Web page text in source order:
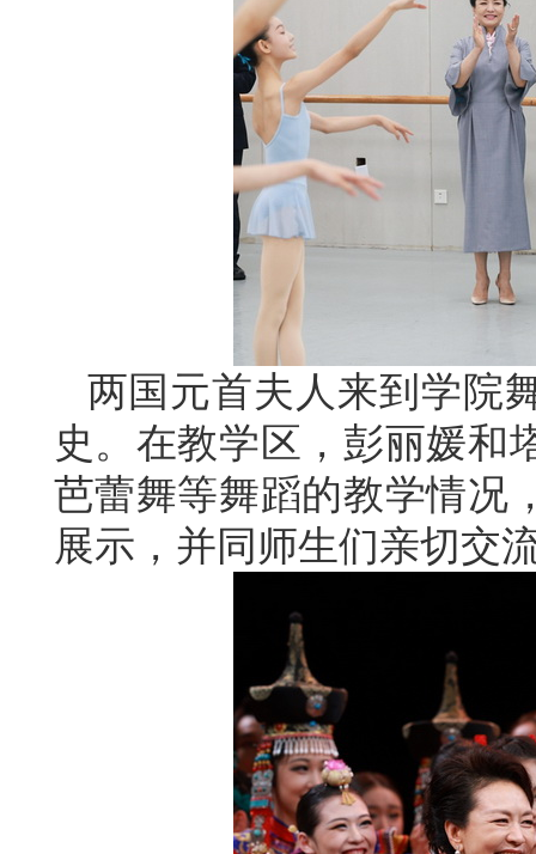
两国元首夫人来到学院
史。在教学区，彭丽媛和
芭蕾舞等舞蹈的教学情况
展示，并同师生们亲切交